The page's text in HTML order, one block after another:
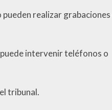
realizar grabaciones
puede intervenir teléfonos o
tribunal.